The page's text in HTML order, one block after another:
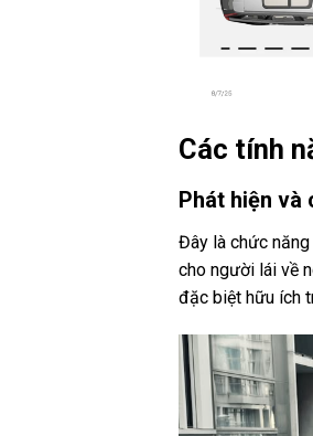
Các tính
Phát hiện và
Đây là chức
cho người lái về
đặc biệt hữu ích